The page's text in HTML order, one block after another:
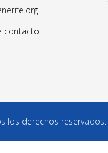
contacto
los derechos reservados.